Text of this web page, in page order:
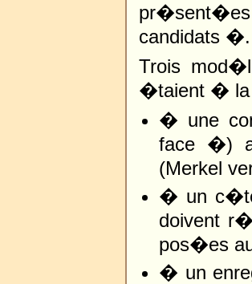
candidats �.
Trois
�taient � la
� une
face �)
(Merkel
� un
doivent
pos�es
� un